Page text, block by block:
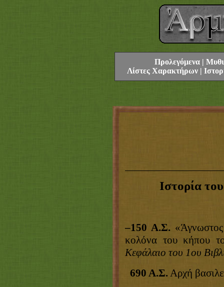
Προλεγόμενα|
Λίστες Χαρακτήρων |
Ιστορία
–150 Α.Σ.
κολόνα του κήπου
Κεφάλαιο του 1ου
690 Α.Σ.Αρχή